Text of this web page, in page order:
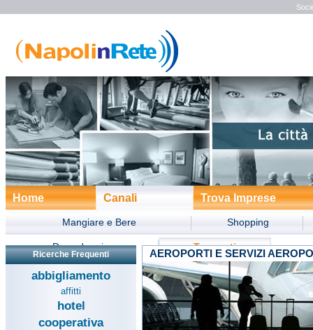
Home Canali Trova Imprese
Mangiare e Bere Shopping
Dove dormire Trasporti
Divertimento Turismo
Ricerche Frequenti
abbigliamento
affitti
hotel
cooperativa
AEROPORTI E SERVIZI